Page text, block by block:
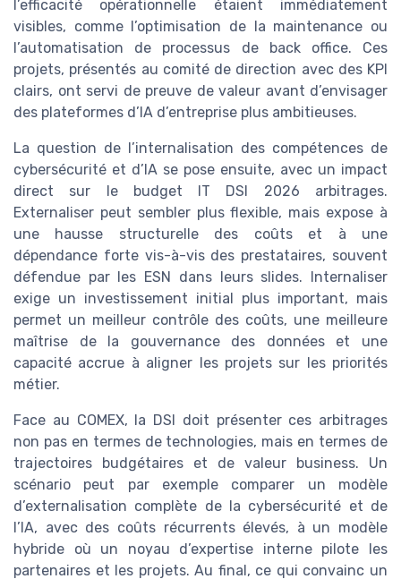
l’efficacité opérationnelle étaient immédiatement
visibles, comme l’optimisation de la maintenance ou
l’automatisation de processus de back office. Ces
projets, présentés au comité de direction avec des KPI
clairs, ont servi de preuve de valeur avant d’envisager
des plateformes d’IA d’entreprise plus ambitieuses.
La question de l’internalisation des compétences de
cybersécurité et d’IA se pose ensuite, avec un impact
direct sur le budget IT DSI 2026 arbitrages.
Externaliser peut sembler plus flexible, mais expose à
une hausse structurelle des coûts et à une
dépendance forte vis-à-vis des prestataires, souvent
défendue par les ESN dans leurs slides. Internaliser
exige un investissement initial plus important, mais
permet un meilleur contrôle des coûts, une meilleure
maîtrise de la gouvernance des données et une
capacité accrue à aligner les projets sur les priorités
métier.
Face au COMEX, la DSI doit présenter ces arbitrages
non pas en termes de technologies, mais en termes de
trajectoires budgétaires et de valeur business. Un
scénario peut par exemple comparer un modèle
d’externalisation complète de la cybersécurité et de
l’IA, avec des coûts récurrents élevés, à un modèle
hybride où un noyau d’expertise interne pilote les
partenaires et les projets. Au final, ce qui convainc un